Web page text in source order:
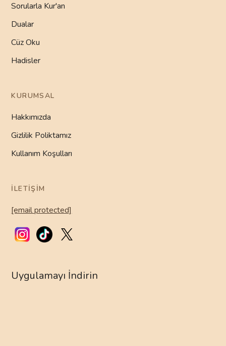
Sorularla Kur'an
Dualar
Cüz Oku
Hadisler
KURUMSAL
Hakkımızda
Gizlilik Poliktamız
Kullanım Koşulları
İLETIŞIM
[email protected]
Uygulamayı İndirin